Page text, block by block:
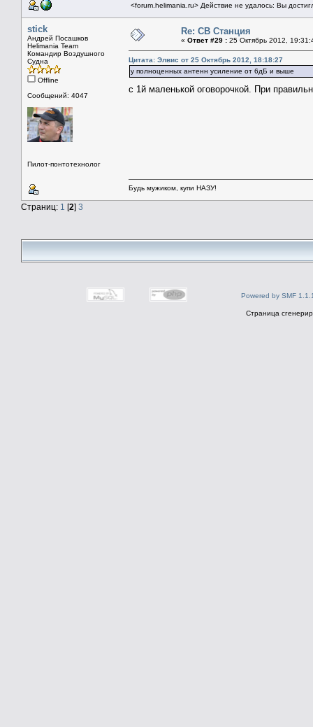
<forum.helimania.ru> Действие не удалось: Вы
stick
Андрей Посашков
Helimania Team
Командир Воздушного
Судна
Offline
Сообщений: 4047
Пилот-понтотехнолог
Re: СВ Станция
« Ответ #29 : 25 Октябрь 2012,
Цитата: Элвис от 25 Октябрь 2012, 18:18:27
у полноценных антенн усиление от 6дБ и выше
с 1й маленькой оговорочкой. При
Будь мужиком, купи НАЗУ!
Страниц: 1 [2] 3
Powered by SMF
Страница